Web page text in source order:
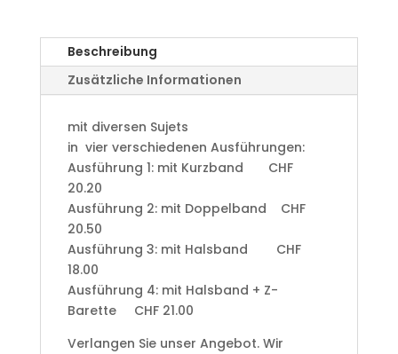
Beschreibung
Zusätzliche Informationen
mit diversen Sujets
in vier verschiedenen Ausführungen:
Ausführung 1: mit Kurzband CHF
20.20
Ausführung 2: mit Doppelband CHF
20.50
Ausführung 3: mit Halsband CHF
18.00
Ausführung 4: mit Halsband + Z-
Barette CHF 21.00
Verlangen Sie unser Angebot. Wir